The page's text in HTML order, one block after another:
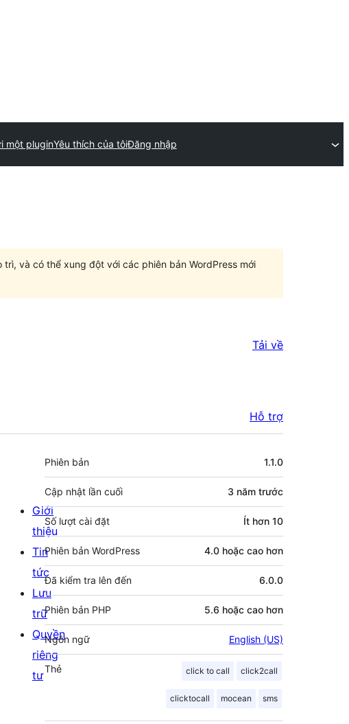
một pluginYêu thích của tôiĐăng nhập
và có thể xung đột với các phiên bản WordPress mới
Tải về
Hỗ trợ
Meta
Phiên bản 1.1.0
Cập nhật lần cuối 3 năm trước
Số lượt cài đặt Ít hơn 10
Phiên bản WordPress 4.0 hoặc cao hơn
Đã kiểm tra lên đến 6.0.0
Phiên bản PHP 5.6 hoặc cao hơn
Ngôn ngữ English (US)
Thẻ click to call click2call
clicktocall mocean sms
Giới
thiệu
Tin
tức
Lưu
trữ
Quyền
riêng
tư